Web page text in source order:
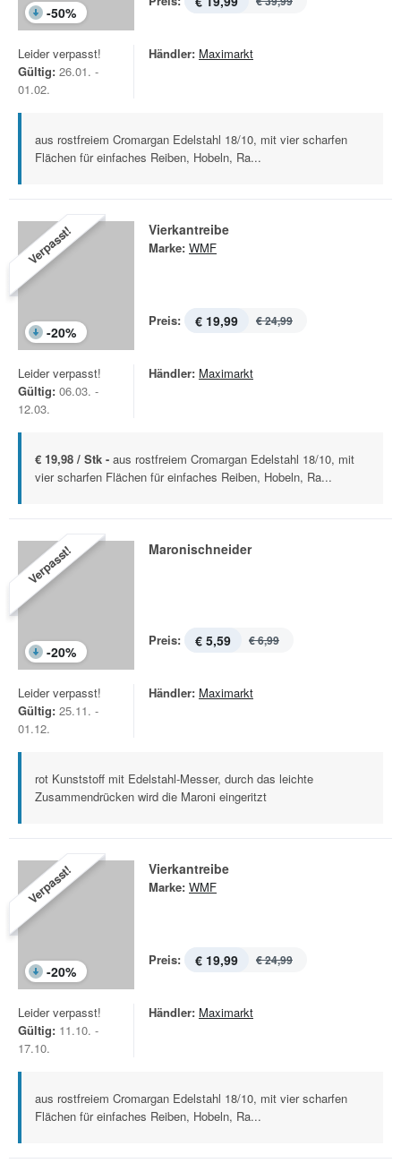
-50%
Leider verpasst!
Gültig: 26.01. -
01.02.
Händler: Maximarkt
aus rostfreiem Cromargan Edelstahl 18/10, mit vier scharfen
Flächen für einfaches Reiben, Hobeln, Ra...
Verpasst!
-20%
Vierkantreibe
Marke: WMF
Preis: € 19,99 € 24,99
Leider verpasst!
Gültig: 06.03. -
12.03.
Händler: Maximarkt
€ 19,98 / Stk - aus rostfreiem Cromargan Edelstahl 18/10, mit
vier scharfen Flächen für einfaches Reiben, Hobeln, Ra...
Verpasst!
-20%
Maronischneider
Preis: € 5,59 € 6,99
Leider verpasst!
Gültig: 25.11. -
01.12.
Händler: Maximarkt
rot Kunststoff mit Edelstahl-Messer, durch das leichte
Zusammendrücken wird die Maroni eingeritzt
Verpasst!
-20%
Vierkantreibe
Marke: WMF
Preis: € 19,99 € 24,99
Leider verpasst!
Gültig: 11.10. -
17.10.
Händler: Maximarkt
aus rostfreiem Cromargan Edelstahl 18/10, mit vier scharfen
Flächen für einfaches Reiben, Hobeln, Ra...